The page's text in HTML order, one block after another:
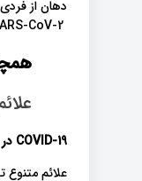
دهان از
COVID-19
علائم متنوع